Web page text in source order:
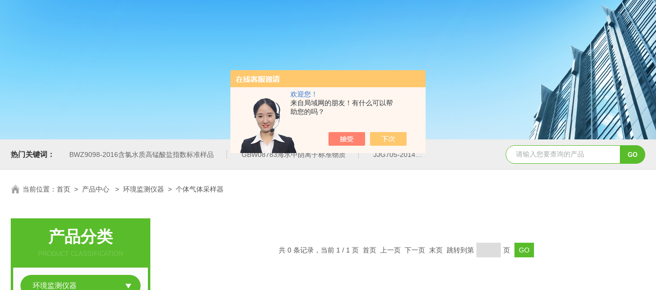
欢迎您！
来自局域网的朋友！有什么可以帮
助您的吗？
热门关键词： BWZ9098-2016含氯水质高锰酸盐指数标准样品 GBW08783海水中阴离子标准物质 JJG705-2014液相色谱仪紫外检测线性范围标准溶液 QD11-41B磁铁精矿冶金标准样
当前位置： 首页 > 产品中心 > 环境监测仪器 > 个体气体采样器
产品分类
PRODUCT CLASSIFICATION
环境监测仪器
共 0 条记录，当前 1 / 1 页 首页 上一页 下一页 末页 跳转到第 页